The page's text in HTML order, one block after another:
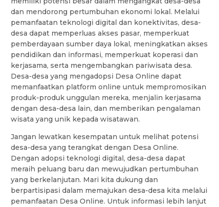
dan mendorong pertumbuhan ekonomi lokal. Melalui
pemanfaatan teknologi digital dan konektivitas, desa-
desa dapat memperluas akses pasar, memperkuat
pemberdayaan sumber daya lokal, meningkatkan akses
pendidikan dan informasi, memperkuat koperasi dan
kerjasama, serta mengembangkan pariwisata desa.
Desa-desa yang mengadopsi Desa Online dapat
memanfaatkan platform online untuk mempromosikan
produk-produk unggulan mereka, menjalin kerjasama
dengan desa-desa lain, dan memberikan pengalaman
wisata yang unik kepada wisatawan.
Jangan lewatkan kesempatan untuk melihat potensi
desa-desa yang terangkat dengan Desa Online.
Dengan adopsi teknologi digital, desa-desa dapat
meraih peluang baru dan mewujudkan pertumbuhan
yang berkelanjutan. Mari kita dukung dan
berpartisipasi dalam memajukan desa-desa kita melalui
pemanfaatan Desa Online. Untuk informasi lebih lanjut